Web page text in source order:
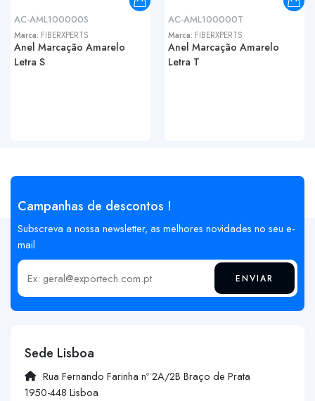
AC-AML100000S
Marca: FIBERXPERTS
Anel Marcação Amarelo
Letra S
AC-AML100000T
Marca: FIBERXPERTS
Anel Marcação Amarelo
Letra T
Campanhas de descontos !
Subscreva a nossa newsletter, as melhores novidades no seu e-
mail
Insira o seu email ENVIAR
Sede Lisboa
Rua Fernando Farinha nº 2A/2B Braço de Prata
1950-448 Lisboa